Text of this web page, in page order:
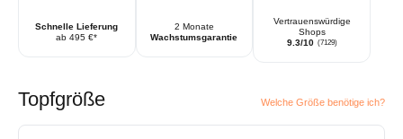
Schnelle Lieferung
ab 495 €*
2 Monate
Wachstumsgarantie
Vertrauenswürdige
Shops
9.3/10 (7129)
Topfgröße Welche Größe benötige ich?